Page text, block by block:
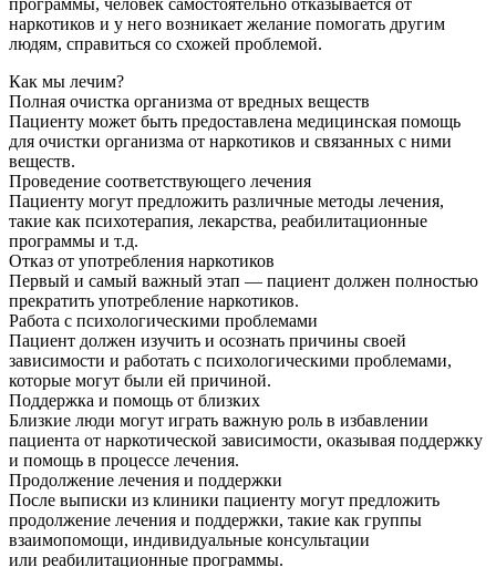
программы, человек самостоятельно отказывается от
наркотиков и у него возникает желание помогать другим
людям, справиться со схожей проблемой.
Как мы лечим?
Полная очистка организма от вредных веществ
Пациенту может быть предоставлена медицинская помощь
для очистки организма от наркотиков и связанных с ними
веществ.
Проведение соответствующего лечения
Пациенту могут предложить различные методы лечения,
такие как психотерапия, лекарства, реабилитационные
программы и т.д.
Отказ от употребления наркотиков
Первый и самый важный этап — пациент должен полностью
прекратить употребление наркотиков.
Работа с психологическими проблемами
Пациент должен изучить и осознать причины своей
зависимости и работать с психологическими проблемами,
которые могут были ей причиной.
Поддержка и помощь от близких
Близкие люди могут играть важную роль в избавлении
пациента от наркотической зависимости, оказывая поддержку
и помощь в процессе лечения.
Продолжение лечения и поддержки
После выписки из клиники пациенту могут предложить
продолжение лечения и поддержки, такие как группы
взаимопомощи, индивидуальные консультации
или реабилитационные программы.